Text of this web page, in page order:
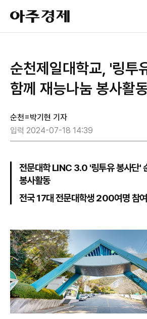
아
주
경
순천제일대학교, '링투
함께 재능나눔 봉사활
순천=박기현 기자
입력 2024-07-18 14:39
전문대학 LINC 3.0 '링투유 봉사단'
봉사활동
전국 17대 전문대학생 200여명 참여